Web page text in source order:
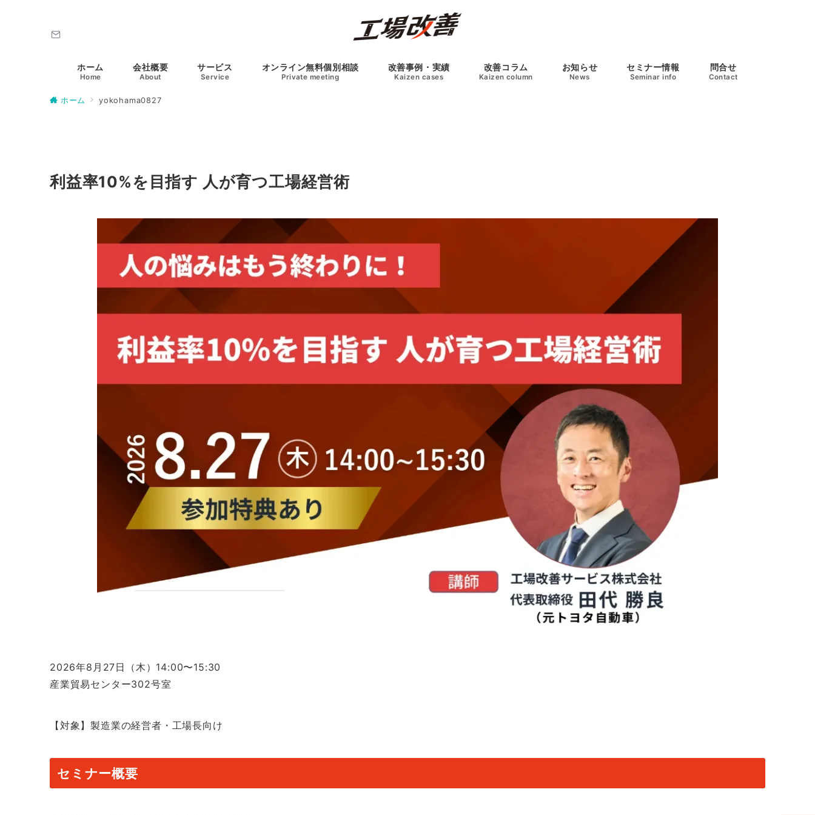
ホーム
Home
会社概要
About
サービス
Service
オンライン無料個別相談
Private meeting
改善事例・実績
Kaizen cases
改善コラム
Kaizen column
お知らせ
News
セミナー情報
Seminar info
問合せ
Contact
ホーム yokohama0827
利益率10%を目指す 人が育つ工場経営術
2026年8月27日（木）14:00〜15:30
産業貿易センター302号室
【対象】製造業の経営者・工場長向け
セミナー概要